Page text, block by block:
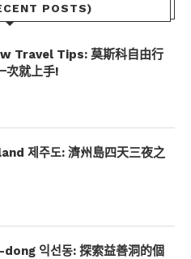
POSTS)
Travel Tips: 莫斯科自由行
次就上手!
제주도: 濟州島四天三夜之
익선동: 探索益善洞的個